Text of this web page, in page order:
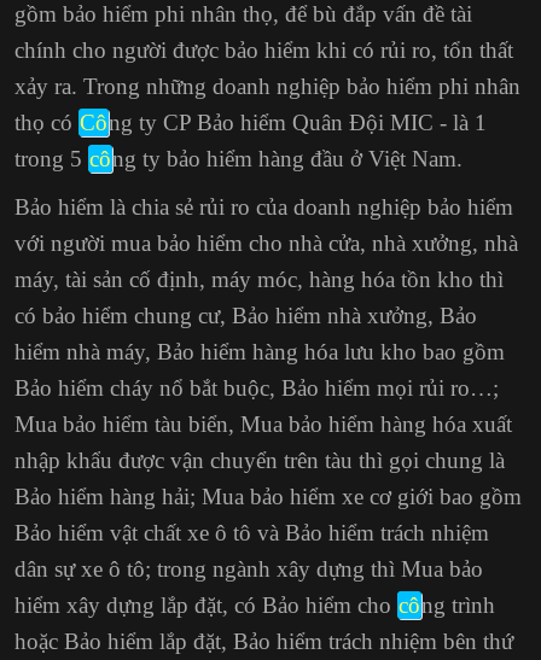
gồm bảo hiểm phi nhân thọ, để bù đắp vấn đề tài
chính cho người được bảo hiểm khi có rủi ro, tổn thất
xảy ra. Trong những doanh nghiệp bảo hiểm phi nhân
thọ có Công ty CP Bảo hiểm Quân Đội MIC - là 1
trong 5 công ty bảo hiểm hàng đầu ở Việt Nam.
Bảo hiểm là chia sẻ rủi ro của doanh nghiệp bảo hiểm
với người mua bảo hiểm cho nhà cửa, nhà xưởng, nhà
máy, tài sản cố định, máy móc, hàng hóa tồn kho thì
có bảo hiểm chung cư, Bảo hiểm nhà xưởng, Bảo
hiểm nhà máy, Bảo hiểm hàng hóa lưu kho bao gồm
Bảo hiểm cháy nổ bắt buộc, Bảo hiểm mọi rủi ro…;
Mua bảo hiểm tàu biển, Mua bảo hiểm hàng hóa xuất
nhập khẩu được vận chuyển trên tàu thì gọi chung là
Bảo hiểm hàng hải; Mua bảo hiểm xe cơ giới bao gồm
Bảo hiểm vật chất xe ô tô và Bảo hiểm trách nhiệm
dân sự xe ô tô; trong ngành xây dựng thì Mua bảo
hiểm xây dựng lắp đặt, có Bảo hiểm cho công trình
hoặc Bảo hiểm lắp đặt, Bảo hiểm trách nhiệm bên thứ